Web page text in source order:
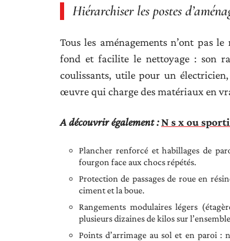
Hiérarchiser les postes
Tous les aménagements n’ont pas
fond et facilite le nettoyage : son
coulissants, utile pour un
œuvre qui charge des matériaux en
A découvrir également :N s x ou
Plancher renforcé et habillages de
fourgon face aux chocs répétés.
Protection de passages de roue en
ciment et la boue.
Rangements modulaires légers
plusieurs dizaines de kilos sur
Points d’arrimage au sol et en paroi :